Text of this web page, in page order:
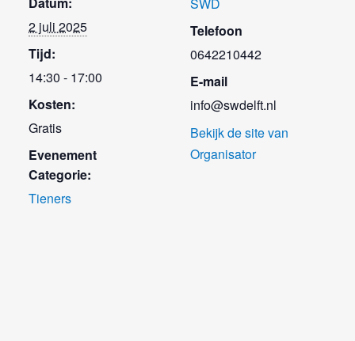
2 juli 2025
Tijd:
14:30 - 17:00
Kosten:
Gratis
Evenement
Categorie:
Tieners
Telefoon
0642210442
E-mail
info@swdelft.nl
Bekijk de site van
Organisator